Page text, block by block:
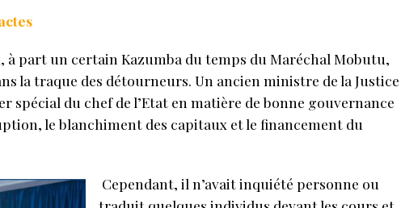
à part un certain Kazumba du temps du Maréchal Mobutu,
la traque des détourneurs. Un ancien ministre de la Justice
spécial du chef de l’Etat en matière de bonne gouvernance
le blanchiment des capitaux et le financement du
Cependant, il n’avait inquiété personne ou